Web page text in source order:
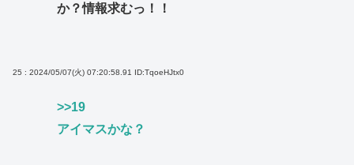
か？情報求むっ！！
25 : 2024/05/07(火) 07:20:58.91 ID:TqoeHJtx0
>>19
アイマスかな？